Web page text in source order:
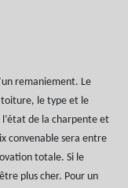
remaniement. Le
toiture, le type et le
de la charpente et
convenable sera entre
totale. Si le
plus cher. Pour un